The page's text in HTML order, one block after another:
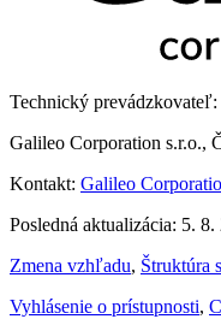
Technický prevádzkovateľ:
Galileo Corporation s.r.o.,
Kontakt: Galileo
Posledná aktualizácia: 5. 8.
Zmena vzhľadu, Štruktúra
Vyhlásenie o prístupnosti,